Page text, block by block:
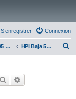
Connexion
S’enregistrer
1/6 & 1/5 Monster Trucks, Stadiums & TT HPI Baja 5B, SS
Rechercher